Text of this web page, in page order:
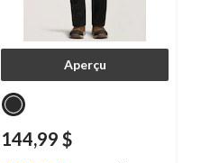
Aperçu
144,99 $